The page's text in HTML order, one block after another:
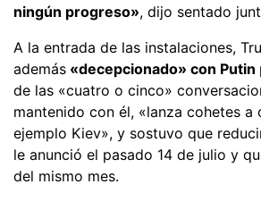
ningún progreso», dijo sentado
A la entrada de las instalaciones,
además «decepcionado» con Putin
de las «cuatro o cinco»
mantenido con él, «lanza cohetes a
ejemplo Kiev», y sostuvo que
le anunció el pasado 14 de julio y
del mismo mes.